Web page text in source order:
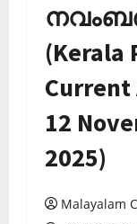
(Kerala
Current
12
2025)
Malayalam